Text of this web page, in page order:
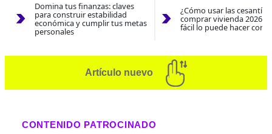
Domina tus finanzas: claves
para construir estabilidad
económica y cumplir tus metas
personales
¿Cómo usar las
comprar vivienda 2026?
fácil lo puede hacer con
Artículo nuevo
CONTENIDO PATROCINADO